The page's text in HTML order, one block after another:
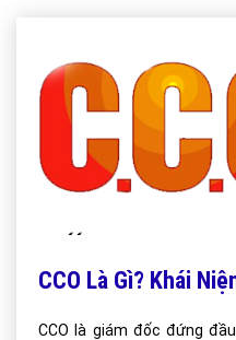
CCO Là Gì? Khái
CCO là giám đốc đứng